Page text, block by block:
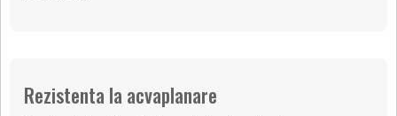
Rezistenta la acvaplanare